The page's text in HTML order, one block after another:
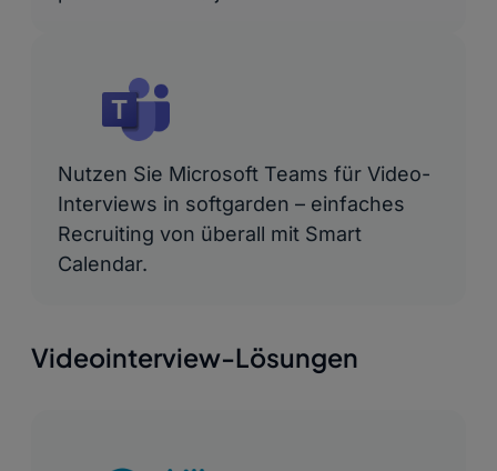
Nutzen Sie Microsoft Teams für Video-
Interviews in softgarden – einfaches
Recruiting von überall mit Smart
Calendar.
Videointerview-Lösungen